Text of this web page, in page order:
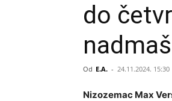
do
Od E.A. - 24.11.2024. 15:30
Nizozemac Max